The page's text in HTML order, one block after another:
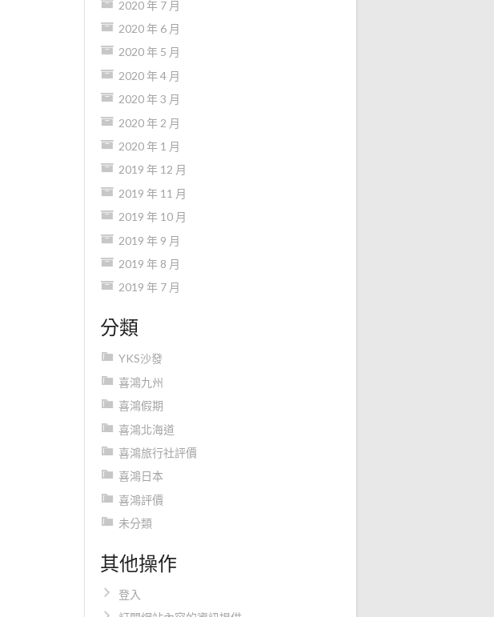
2020 年 7 月
2020 年 6 月
2020 年 5 月
2020 年 4 月
2020 年 3 月
2020 年 2 月
2020 年 1 月
2019 年 12 月
2019 年 11 月
2019 年 10 月
2019 年 9 月
2019 年 8 月
2019 年 7 月
分類
YKS沙發
喜鴻九州
喜鴻假期
喜鴻北海道
喜鴻旅行社評價
喜鴻日本
喜鴻評價
未分類
其他操作
登入